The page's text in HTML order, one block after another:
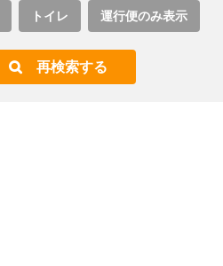
トイレ 運行便のみ表示
再検索する